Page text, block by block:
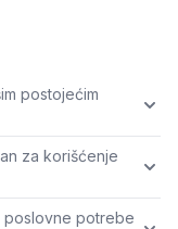
postojećim
za korišćenje
poslovne potrebe